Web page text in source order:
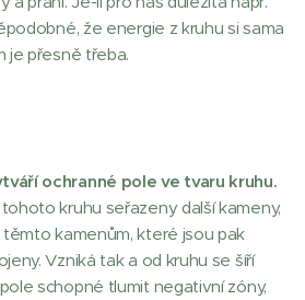
že energie z kruhu si sama
je přesně třeba.
ochranné pole ve tvaru kruhu.
kruhu seřazeny další kameny,
kamenům, které jsou pak
Vzniká tak a od kruhu se šíří
schopné tlumit negativní zóny,